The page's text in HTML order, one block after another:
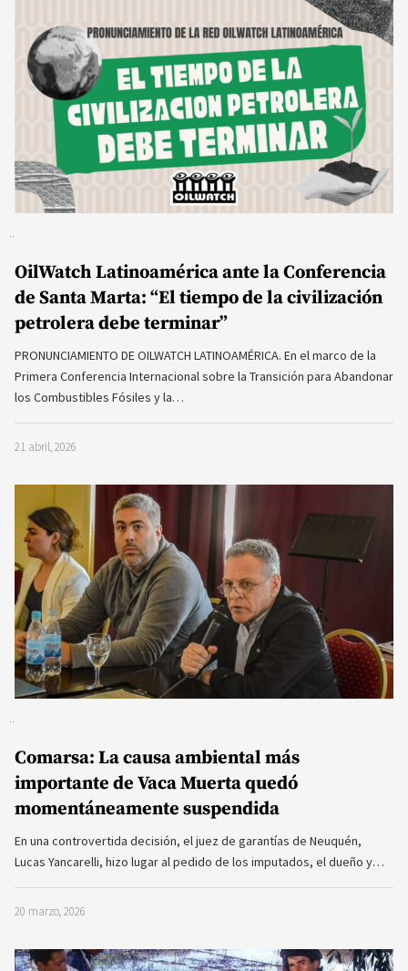
OilWatch Latinoamérica ante la Conferencia
de Santa Marta: “El tiempo de la civilización
petrolera debe terminar”
PRONUNCIAMIENTO DE OILWATCH LATINOAMÉRICA. En el marco de la
Primera Conferencia Internacional sobre la Transición para Abandonar
los Combustibles Fósiles y la…
21 abril, 2026
Comarsa: La causa ambiental más
importante de Vaca Muerta quedó
momentáneamente suspendida
En una controvertida decisión, el juez de garantías de Neuquén,
Lucas Yancarelli, hizo lugar al pedido de los imputados, el dueño y…
20 marzo, 2026